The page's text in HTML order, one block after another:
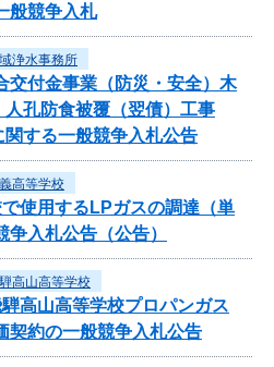
般競争入札
浄水事務所
付金事業（防災・安全）木
孔防食被覆（翌債）工事
関する一般競争入札公告
高等学校
使用するLPガスの調達（単
入札公告（公告）
高山高等学校
高山高等学校プロパンガス
契約の一般競争入札公告